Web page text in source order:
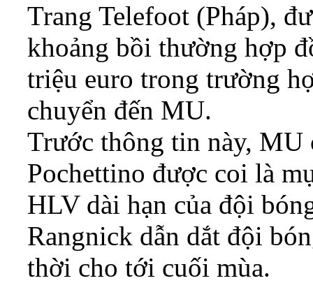
Trang Telefoot (Pháp),
khoảng bồi thường hợp
triệu euro trong trường
chuyển đến MU.
Trước thông tin này, MU
Pochettino được coi là
HLV dài hạn của đội
Rangnick dẫn dắt đội
thời cho tới cuối mùa.